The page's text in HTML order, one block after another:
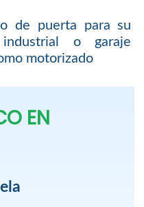
de puerta para su
o garaje
motorizado
EN